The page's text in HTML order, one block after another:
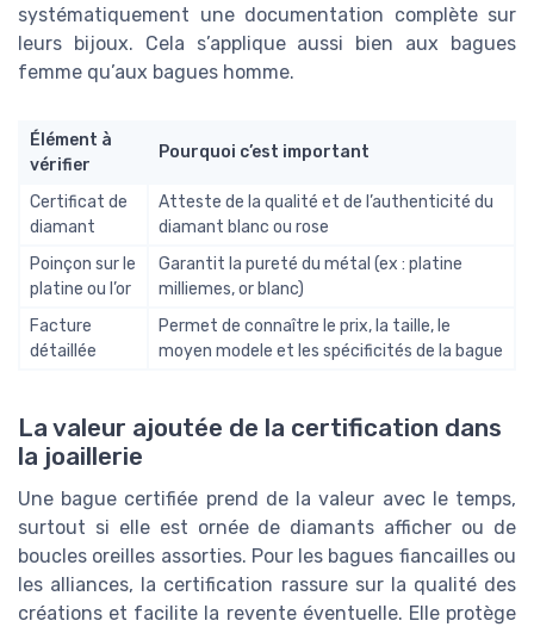
systématiquement une documentation complète sur
leurs bijoux. Cela s’applique aussi bien aux bagues
femme qu’aux bagues homme.
Élément à
vérifier
Pourquoi c’est important
Certificat de
diamant
Atteste de la qualité et de l’authenticité du
diamant blanc ou rose
Poinçon sur le
platine ou l’or
Garantit la pureté du métal (ex : platine
milliemes, or blanc)
Facture
détaillée
Permet de connaître le prix, la taille, le
moyen modele et les spécificités de la bague
La valeur ajoutée de la certification dans
la joaillerie
Une bague certifiée prend de la valeur avec le temps,
surtout si elle est ornée de diamants afficher ou de
boucles oreilles assorties. Pour les bagues fiancailles ou
les alliances, la certification rassure sur la qualité des
créations et facilite la revente éventuelle. Elle protège